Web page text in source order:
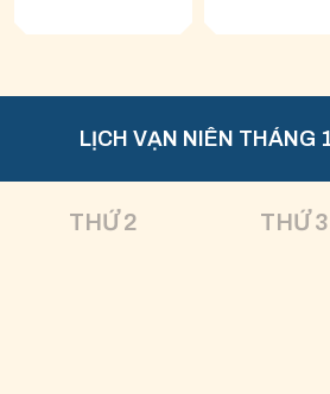
LỊCH VẠN NIÊN THÁNG
THỨ 2 THỨ 3